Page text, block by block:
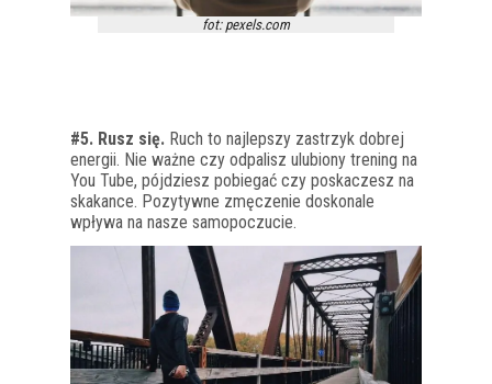
fot: pexels.com
#5. Rusz się. Ruch to najlepszy zastrzyk dobrej
energii. Nie ważne czy odpalisz ulubiony trening na
You Tube, pójdziesz pobiegać czy poskaczesz na
skakance. Pozytywne zmęczenie doskonale
wpływa na nasze samopoczucie.